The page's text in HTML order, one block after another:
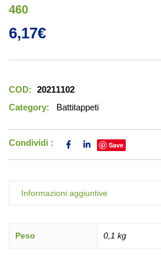
460
6,17€
COD: 20211102
Category:
Battitappeti
Condividi : Save
Informazioni aggiuntive
Peso 0,1 kg